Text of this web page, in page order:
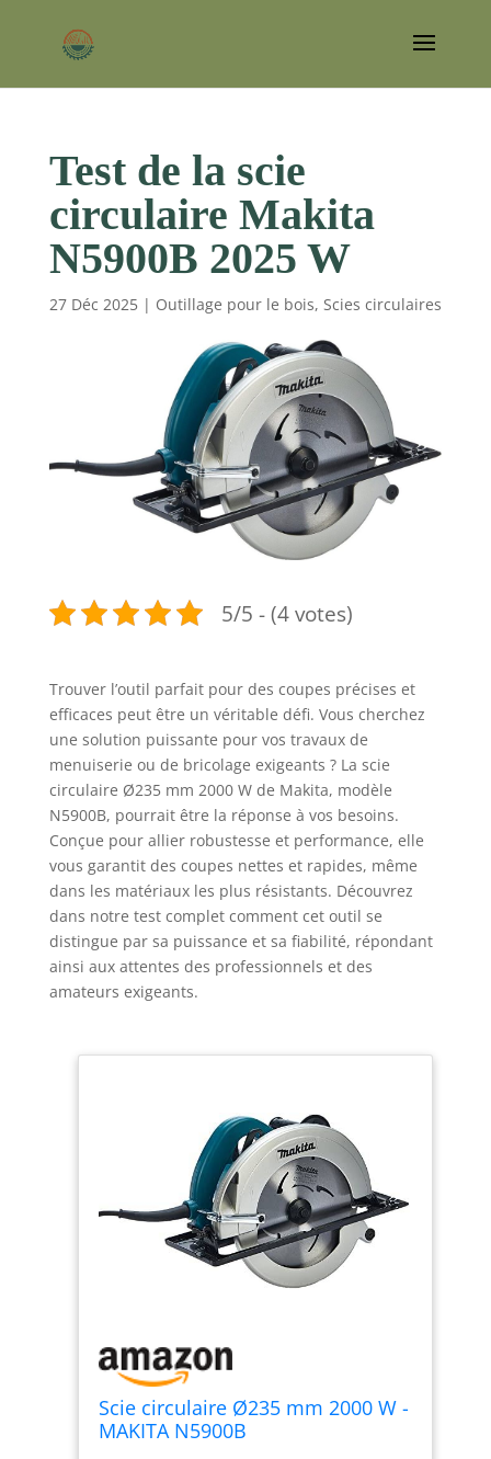
Test de la scie
circulaire Makita
N5900B 2025 W
27 Déc 2025| Outillage pour le bois, Scies circulaires
5/5 - (4 votes)
Trouver l’outil parfait pour des coupes précises et
efficaces peut être un véritable défi. Vous cherchez
une solution puissante pour vos travaux de
menuiserie ou de bricolage exigeants ? La scie
circulaire Ø235 mm 2000 W de Makita, modèle
N5900B, pourrait être la réponse à vos besoins.
Conçue pour allier robustesse et performance, elle
vous garantit des coupes nettes et rapides, même
dans les matériaux les plus résistants. Découvrez
dans notre test complet comment cet outil se
distingue par sa puissance et sa fiabilité, répondant
ainsi aux attentes des professionnels et des
amateurs exigeants.
Scie circulaire Ø235 mm 2000 W -
MAKITA N5900B